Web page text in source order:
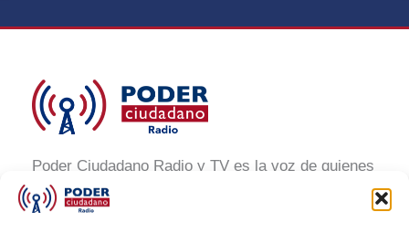
Poder Ciudadano Radio y TV es la voz de quienes
buscan un México informado y participativo.
Nuestro compromiso es conectar con la